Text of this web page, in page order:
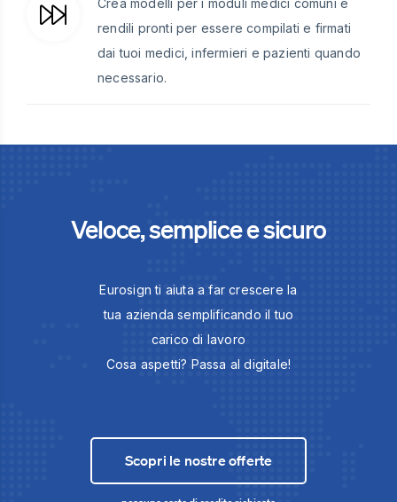
rendili pronti per essere compilati e firmati
dai tuoi medici, infermieri e pazienti quando
necessario.
Veloce, semplice e sicuro
Eurosign ti aiuta a far crescere la
tua azienda semplificando il tuo
carico di lavoro
Cosa aspetti? Passa al digitale!
Scopri le nostre offerte